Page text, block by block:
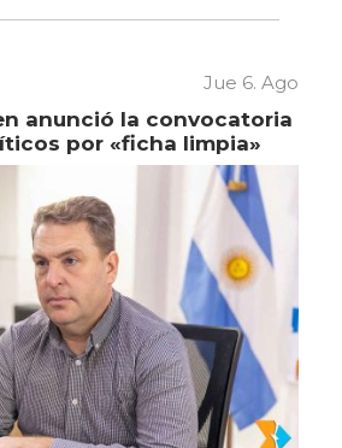
Jue 6. Ago
anunció la convocatoria
por «ficha limpia»